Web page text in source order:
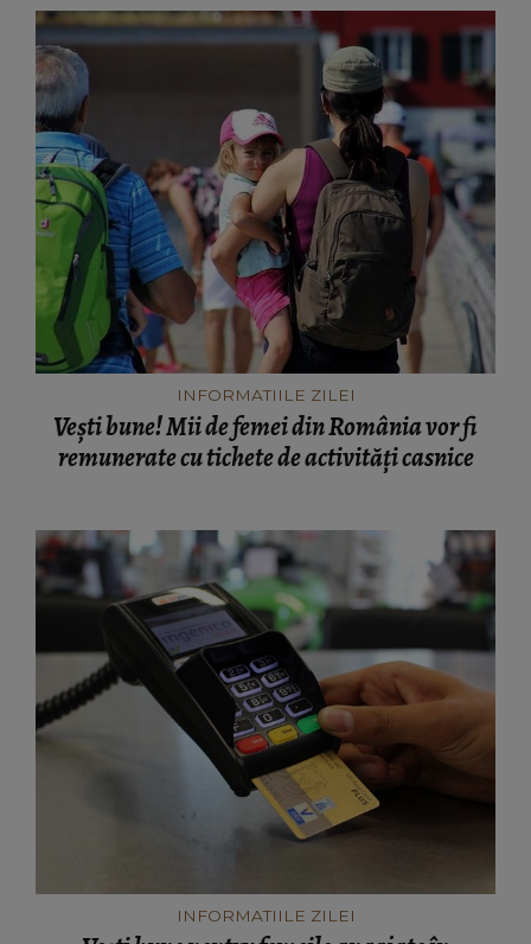
INFORMATIILE ZILEI
Vești bune! Mii de femei din România vor fi
remunerate cu tichete de activități casnice
INFORMATIILE ZILEI